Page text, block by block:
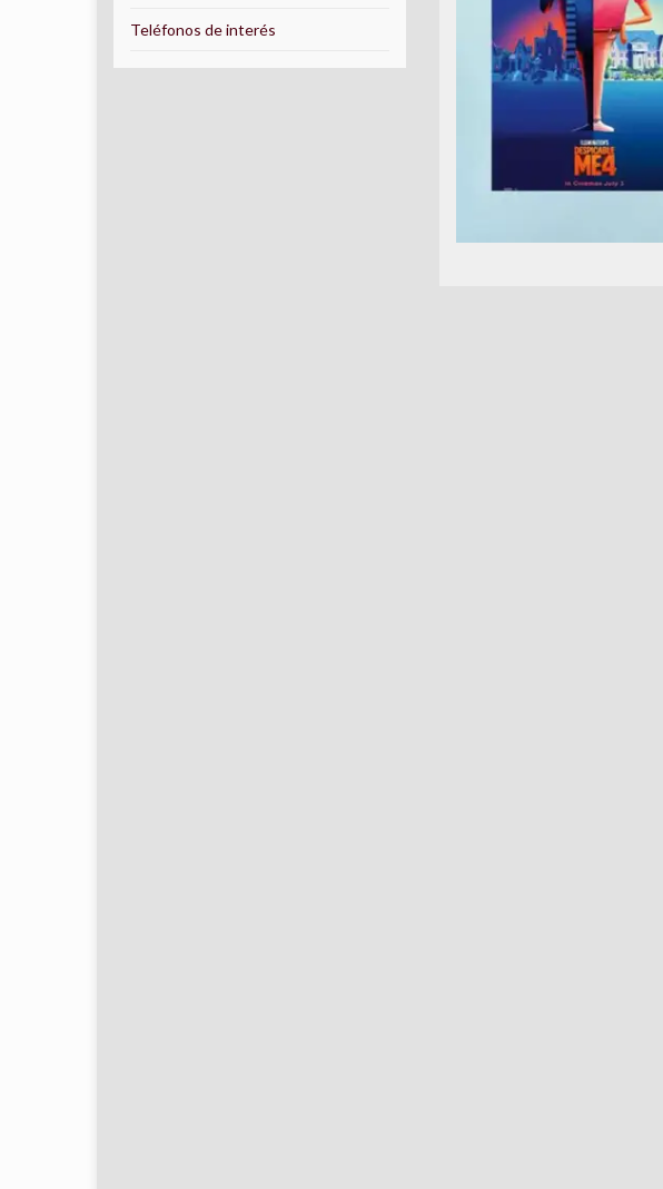
Teléfonos de interés